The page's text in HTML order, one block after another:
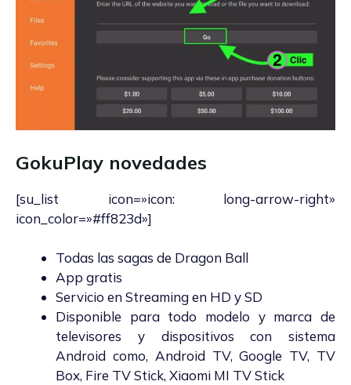
GokuPlay novedades
[su_list icon=»icon: long-arrow-right»
icon_color=»#ff823d»]
Todas las sagas de Dragon Ball
App gratis
Servicio en Streaming en HD y SD
Disponible para todo modelo y marca de
televisores y dispositivos con sistema
Android como, Android TV, Google TV, TV
Box, Fire TV Stick, Xiaomi MI TV Stick